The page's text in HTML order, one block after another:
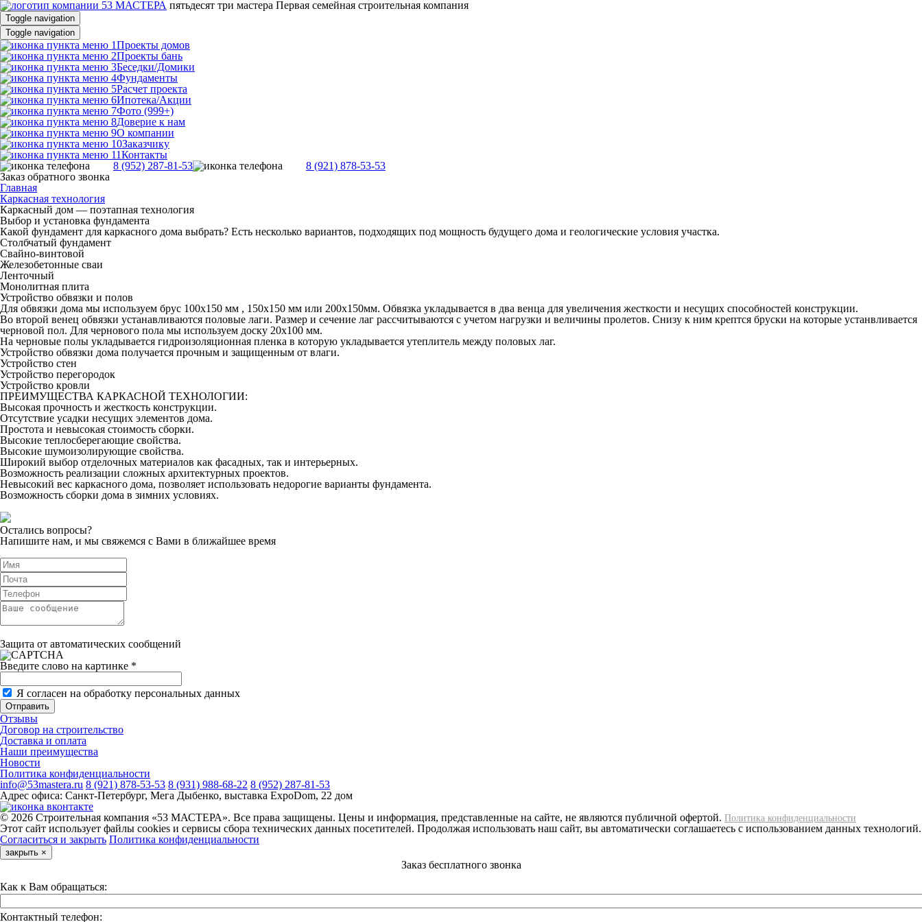
пятьдесят три мастера Первая семейная строительная компания
Toggle navigation
Toggle navigation
Проекты домов
Проекты бань
Беседки/Домики
Фундаменты
Расчет проекта
Ипотека/Акции
Фото (999+)
Доверие к нам
О компании
Заказчику
Контакты
8 (952) 287-81-53
8 (921) 878-53-53
Заказ обратного звонка
Главная
Каркасная технология
Каркасный дом — поэтапная технология
Выбор и установка фундамента
Какой фундамент для каркасного дома выбрать? Есть несколько вариантов, подходящих под мощность будущего дома и геологические условия участка.
Столбчатый фундамент
Свайно-винтовой
Железобетонные сваи
Ленточный
Монолитная плита
Устройство обвязки и полов
Для обвязки дома мы используем брус 100х150 мм , 150х150 мм или 200х150мм. Обвязка укладывается в два венца для увеличения жесткости и несущих способностей конструкции.
Во второй венец обвязки устанавливаются половые лаги. Размер и сечение лаг рассчитываются с учетом нагрузки и величины пролетов. Снизу к ним крептся бруски на которые устанвливается
черновой пол. Для чернового пола мы используем доску 20х100 мм.
На черновые полы укладывается гидроизоляционная пленка в которую укладывается утеплитель между половых лаг.
Устройство обвязки дома получается прочным и защищенным от влаги.
Устройство стен
Устройство перегородок
Устройство кровли
ПРЕИМУЩЕСТВА КАРКАСНОЙ ТЕХНОЛОГИИ:
Высокая прочность и жесткость конструкции.
Отсутствие усадки несущих элементов дома.
Простота и невысокая стоимость сборки.
Высокие теплосберегающие свойства.
Высокие шумоизолирующие свойства.
Широкий выбор отделочных материалов как фасадных, так и интерьерных.
Возможность реализации сложных архитектурных проектов.
Невысокий вес каркасного дома, позволяет использовать недорогие варианты фундамента.
Возможность сборки дома в зимних условиях.
Остались вопросы?
Напишите нам, и мы свяжемся с Вами в ближайшее время
Защита от автоматических сообщений
Введите слово на картинке *
Я согласен на обработку персональных данных
Отзывы
Договор на строительство
Доставка и оплата
Наши преимущества
Новости
Политика конфиденциальности
info@53mastera.ru 8 (921) 878-53-53 8 (931) 988-68-22 8 (952) 287-81-53
Адрес офиса: Санкт-Петербург, Мега Дыбенко, выставка ExpoDom, 22 дом
© 2026 Строительная компания «53 МАСТЕРА». Все права защищены. Цены и информация, представленные на сайте, не являются публичной офертой. Политика конфиденциальности
Этот сайт использует файлы cookies и сервисы сбора технических данных посетителей. Продолжая использовать наш сайт, вы автоматически соглашаетесь с использованием данных технологий.
Согласиться и закрыть Политика конфиденциальности
закрыть ×
Заказ бесплатного звонка
Как к Вам обращаться:
Контактный телефон: